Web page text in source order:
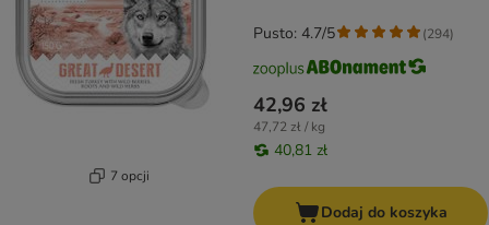
7 opcji
42,96 zł
47,72 zł / kg
40,81 zł
Pusto: 4.7/5 (294)
Dodaj do koszyka